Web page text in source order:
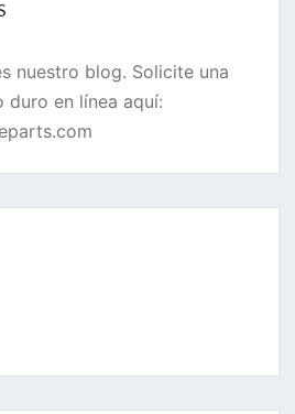
nuestro blog. Solicite una
en línea aquí: